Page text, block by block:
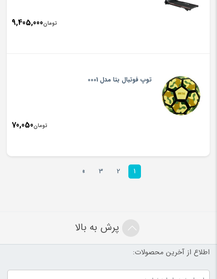
تومان9,405,000
توپ فوتبال بتا مدل 0001
تومان70,050
1
2
3
»
پرش به بالا
اطلاع از آخرین محصولات: